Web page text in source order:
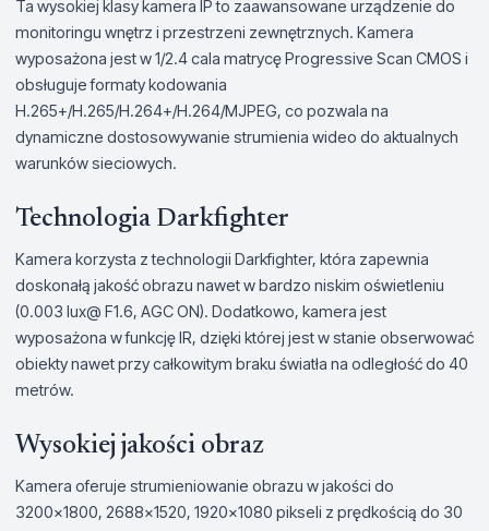
Ta wysokiej klasy kamera IP to zaawansowane urządzenie do
monitoringu wnętrz i przestrzeni zewnętrznych. Kamera
wyposażona jest w 1/2.4 cala matrycę Progressive Scan CMOS i
obsługuje formaty kodowania
H.265+/H.265/H.264+/H.264/MJPEG, co pozwala na
dynamiczne dostosowywanie strumienia wideo do aktualnych
warunków sieciowych.
Technologia Darkfighter
Kamera korzysta z technologii Darkfighter, która zapewnia
doskonałą jakość obrazu nawet w bardzo niskim oświetleniu
(0.003 lux@ F1.6, AGC ON). Dodatkowo, kamera jest
wyposażona w funkcję IR, dzięki której jest w stanie obserwować
obiekty nawet przy całkowitym braku światła na odległość do 40
metrów.
Wysokiej jakości obraz
Kamera oferuje strumieniowanie obrazu w jakości do
3200x1800, 2688×1520, 1920×1080 pikseli z prędkością do 30